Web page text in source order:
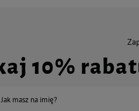
10%
Jak masz na imię?